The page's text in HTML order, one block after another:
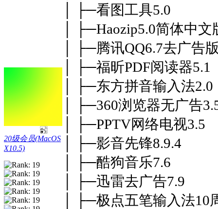
20级会员(MacOS
X10.5)
│ ├─看图工具5.0
│ ├─Haozip5.0简体中文
│ ├─腾讯QQ6.7去广告
│ ├─福昕PDF阅读器5.1
│ ├─东方拼音输入法2.0
│ ├─360浏览器无广告
│ ├─PPTV网络电视3.5
│ ├─影音先锋8.9.4
│ ├─酷狗音乐7.6
│ ├─迅雷去广告7.9
│ ├─极点五笔输入法10